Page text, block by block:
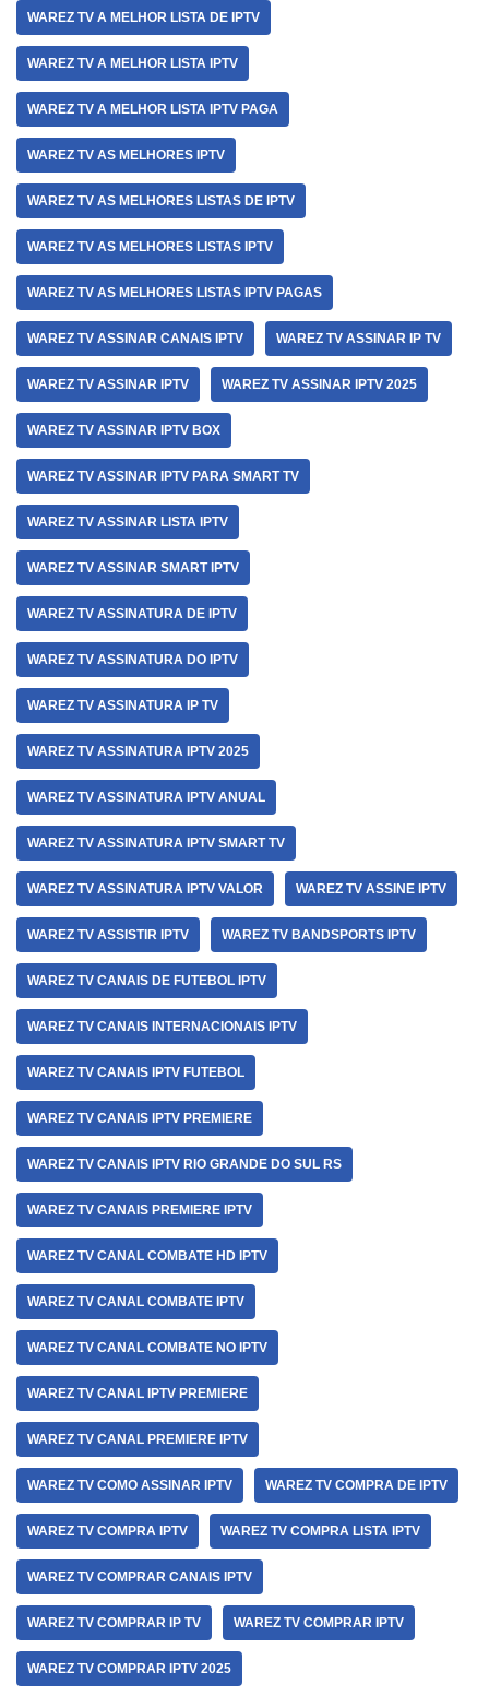
WAREZ TV A MELHOR LISTA DE IPTV
WAREZ TV A MELHOR LISTA IPTV
WAREZ TV A MELHOR LISTA IPTV PAGA
WAREZ TV AS MELHORES IPTV
WAREZ TV AS MELHORES LISTAS DE IPTV
WAREZ TV AS MELHORES LISTAS IPTV
WAREZ TV AS MELHORES LISTAS IPTV PAGAS
WAREZ TV ASSINAR CANAIS IPTV WAREZ TV ASSINAR IP TV
WAREZ TV ASSINAR IPTV WAREZ TV ASSINAR IPTV 2025
WAREZ TV ASSINAR IPTV BOX
WAREZ TV ASSINAR IPTV PARA SMART TV
WAREZ TV ASSINAR LISTA IPTV
WAREZ TV ASSINAR SMART IPTV
WAREZ TV ASSINATURA DE IPTV
WAREZ TV ASSINATURA DO IPTV
WAREZ TV ASSINATURA IP TV
WAREZ TV ASSINATURA IPTV 2025
WAREZ TV ASSINATURA IPTV ANUAL
WAREZ TV ASSINATURA IPTV SMART TV
WAREZ TV ASSINATURA IPTV VALOR WAREZ TV ASSINE IPTV
WAREZ TV ASSISTIR IPTV WAREZ TV BANDSPORTS IPTV
WAREZ TV CANAIS DE FUTEBOL IPTV
WAREZ TV CANAIS INTERNACIONAIS IPTV
WAREZ TV CANAIS IPTV FUTEBOL
WAREZ TV CANAIS IPTV PREMIERE
WAREZ TV CANAIS IPTV RIO GRANDE DO SUL RS
WAREZ TV CANAIS PREMIERE IPTV
WAREZ TV CANAL COMBATE HD IPTV
WAREZ TV CANAL COMBATE IPTV
WAREZ TV CANAL COMBATE NO IPTV
WAREZ TV CANAL IPTV PREMIERE
WAREZ TV CANAL PREMIERE IPTV
WAREZ TV COMO ASSINAR IPTV WAREZ TV COMPRA DE IPTV
WAREZ TV COMPRA IPTV WAREZ TV COMPRA LISTA IPTV
WAREZ TV COMPRAR CANAIS IPTV
WAREZ TV COMPRAR IP TV WAREZ TV COMPRAR IPTV
WAREZ TV COMPRAR IPTV 2025